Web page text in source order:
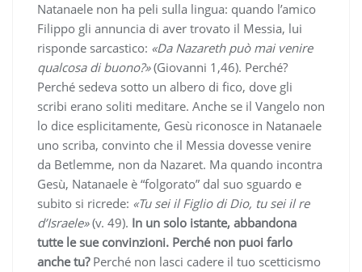
Natanaele non ha peli sulla lingua: quando l’amico
Filippo gli annuncia di aver trovato il Messia, lui
risponde sarcastico: «Da Nazareth può mai venire
qualcosa di buono?»(Giovanni 1,46). Perché?
Perché sedeva sotto un albero di fico, dove gli
scribi erano soliti meditare. Anche se il Vangelo non
lo dice esplicitamente, Gesù riconosce in Natanaele
uno scriba, convinto che il Messia dovesse venire
da Betlemme, non da Nazaret. Ma quando incontra
Gesù, Natanaele è “folgorato” dal suo sguardo e
subito si ricrede: «Tu sei il Figlio di Dio, tu sei il re
d’Israele»(v. 49). In un solo istante, abbandona
tutte le sue convinzioni. Perché non puoi farlo
anche tu? Perché non lasci cadere il tuo scetticismo